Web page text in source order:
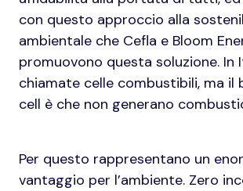
con questo approccio alla
ambientale che Cefla e Bloom
promuovono questa soluzione. In
chiamate celle combustibili, ma il
cell è che non generano
Per questo rappresentano un
vantaggio per l’ambiente. Zero